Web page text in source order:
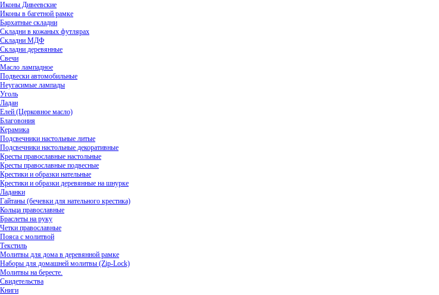
Иконы Дивеевские
Иконы в багетной рамке
Бархатные складни
Складни в кожаных футлярах
Складни МДФ
Складни деревянные
Свечи
Масло лампадное
Подвески автомобильные
Неугасимые лампады
Уголь
Ладан
Елей (Церковное масло)
Благовония
Керамика
Подсвечники настольные литые
Подсвечники настольные декоративные
Кресты православные настольные
Кресты православные подвесные
Крестики и образки нательные
Крестики и образки деревянные на шнурке
Ладанки
Гайтаны (бечевки для нательного крестика)
Кольца православные
Браслеты на руку
Четки православные
Пояса с молитвой
Текстиль
Молитвы для дома в деревянной рамке
Наборы для домашней молитвы (Zip-Lock)
Молитвы на бересте.
Свидетельства
Книги